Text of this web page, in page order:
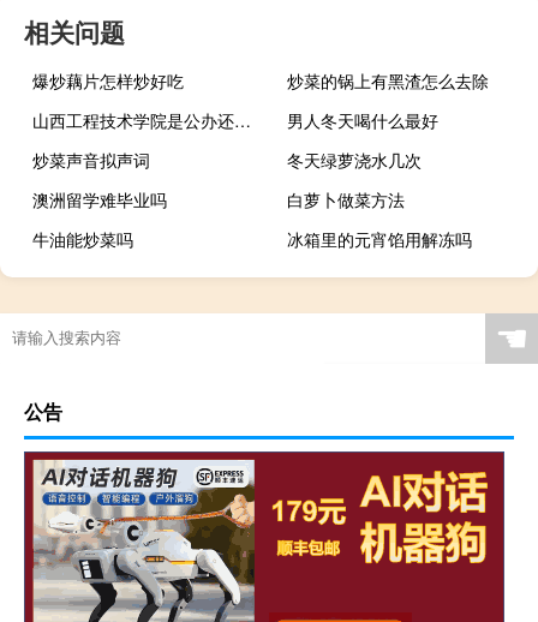
相关问题
爆炒藕片怎样炒好吃
炒菜的锅上有黑渣怎么去除
山西工程技术学院是公办还是民办
男人冬天喝什么最好
炒菜声音拟声词
冬天绿萝浇水几次
澳洲留学难毕业吗
白萝卜做菜方法
牛油能炒菜吗
冰箱里的元宵馅用解冻吗
☚
公告